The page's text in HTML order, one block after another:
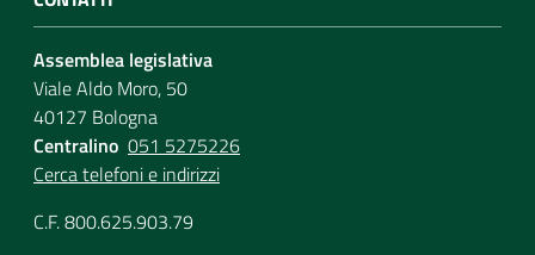
Assemblea legislativa
Viale Aldo Moro, 50
40127 Bologna
Centralino 051 5275226
Cerca telefoni e indirizzi
C.F. 800.625.903.79